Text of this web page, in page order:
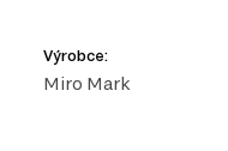
Výrobce:
Miro Mark